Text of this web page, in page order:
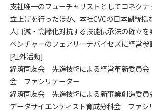
支社唯一のフューチャリストとしてコネクテ
立上げを行ったほか、本社CVCの日本副統括
人口減・高齢化対抗する技能伝承法の確立を
ベンチャーのフェアリーデバイセズに経営参
[社外活動]
経済同友会 先進技術による経営革新委員
会 ファシリテーター
経済同友会 先進技術による新事業創造委員
データサイエンティスト育成分科会 ファシ